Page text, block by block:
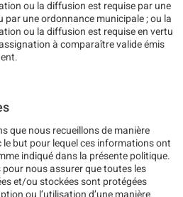
ou la diffusion est requise par une
par une ordonnance municipale ; ou la
ou la diffusion est requise en vertu
à comparaître valide émis
que nous recueillons de manière
but pour lequel ces informations ont
indiqué dans la présente politique.
nous assurer que toutes les
et/ou stockées sont protégées
ou l’utilisation d’une manière